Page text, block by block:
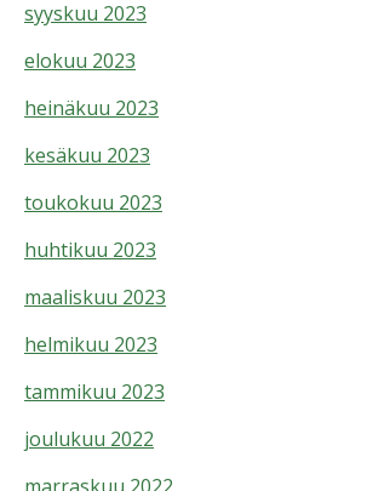
syyskuu 2023
elokuu 2023
heinäkuu 2023
kesäkuu 2023
toukokuu 2023
huhtikuu 2023
maaliskuu 2023
helmikuu 2023
tammikuu 2023
joulukuu 2022